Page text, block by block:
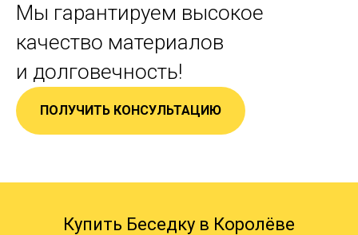
Мы гарантируем высокое
качество материалов
и долговечность!
ПОЛУЧИТЬ КОНСУЛЬТАЦИЮ
Купить Беседку в Королёве